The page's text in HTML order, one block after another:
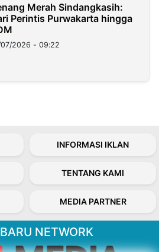
Merah Sindangkasih:
Perintis Purwakarta hingga
07/2026 - 09:22
INFORMASI IKLAN
TENTANG KAMI
MEDIA PARTNER
NETWORK